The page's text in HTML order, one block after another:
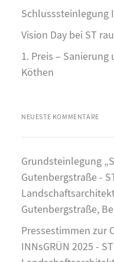
Schlusssteinlegung
Vision Day bei ST
1. Preis –
Köthen
NEUESTE KOMMENTARE
Grundsteinlegung
Gutenbergstraße -
Gutenbergstraße,
Pressestimmen zur
INNsGRÜN 2025 -